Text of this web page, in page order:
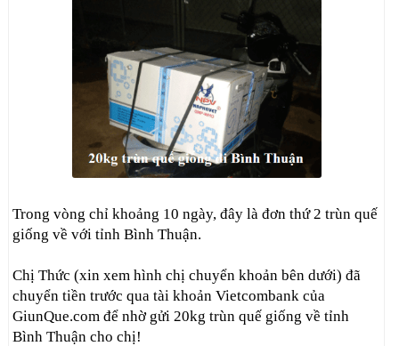
Trong vòng chỉ khoảng 10 ngày, đây là đơn thứ 2 trùn quế
giống về với tỉnh Bình Thuận.
Chị Thức (xin xem hình chị chuyển khoản bên dưới) đã
chuyển tiền trước qua tài khoản Vietcombank của
GiunQue.com để nhờ gửi 20kg trùn quế giống về tỉnh
Bình Thuận cho chị!